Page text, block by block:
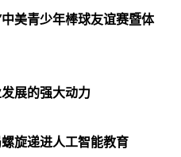
美青少年棒球友谊赛暨体
展的强大动力
旋递进人工智能教育